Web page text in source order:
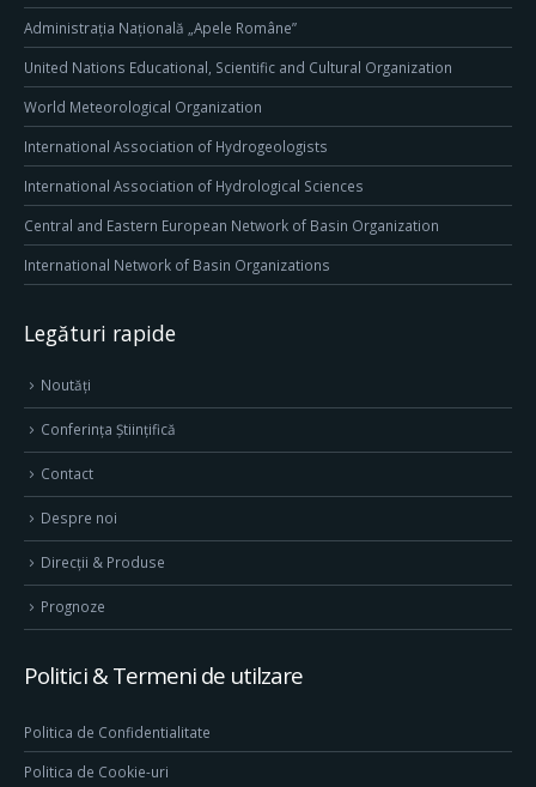
Administrația Națională „Apele Române”
United Nations Educational, Scientific and Cultural Organization
World Meteorological Organization
International Association of Hydrogeologists
International Association of Hydrological Sciences
Central and Eastern European Network of Basin Organization
International Network of Basin Organizations
Legături rapide
Noutăți
Conferința Științifică
Contact
Despre noi
Direcţii & Produse
Prognoze
Politici & Termeni de utilzare
Politica de Confidentialitate
Politica de Cookie-uri